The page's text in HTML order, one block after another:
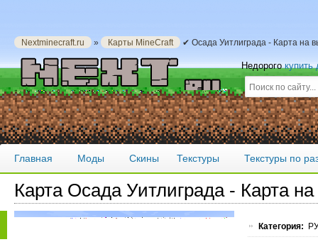
Nextminecraft.ru » Карты MineCraft ✔ Осада Уитлиграда - Карта на
Недорогокупить
Главная Моды Скины Текстуры Текстуры по
Карта Осада Уитлиграда - Карта
Категория: